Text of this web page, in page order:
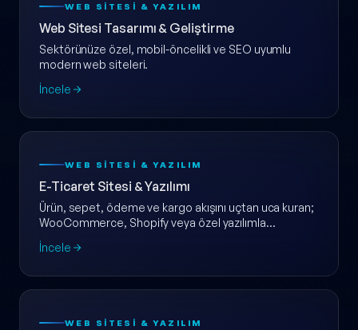
WEB SITESI & YAZILIM
Web Sitesi Tasarımı & Geliştirme
Sektörünüze özel, mobil-öncelikli ve SEO uyumlu
modern web siteleri.
İncele
WEB SITESI & YAZILIM
E-Ticaret Sitesi & Yazılımı
Ürün, sepet, ödeme ve kargo akışını uçtan uca kuran;
WooCommerce, Shopify veya özel yazılımla
ölçeklenebilir e-ticaret web sitesi.
İncele
WEB SITESI & YAZILIM